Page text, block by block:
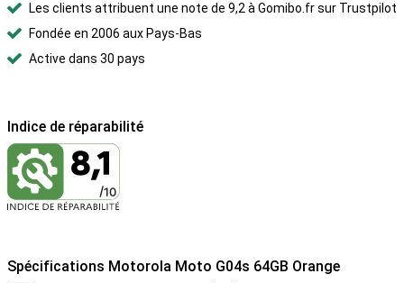
Les clients attribuent une note de 9,2 à Gomibo.fr sur Trustpilot
Fondée en 2006 aux Pays-Bas
Active dans 30 pays
Indice de réparabilité
Spécifications Motorola Moto G04s 64GB Orange